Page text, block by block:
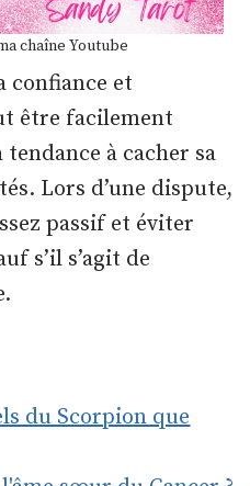
chaîne Youtube
confiance et
être facilement
à cacher sa
Lors d’une dispute,
passif et éviter
s’il s’agit de
du Scorpion que